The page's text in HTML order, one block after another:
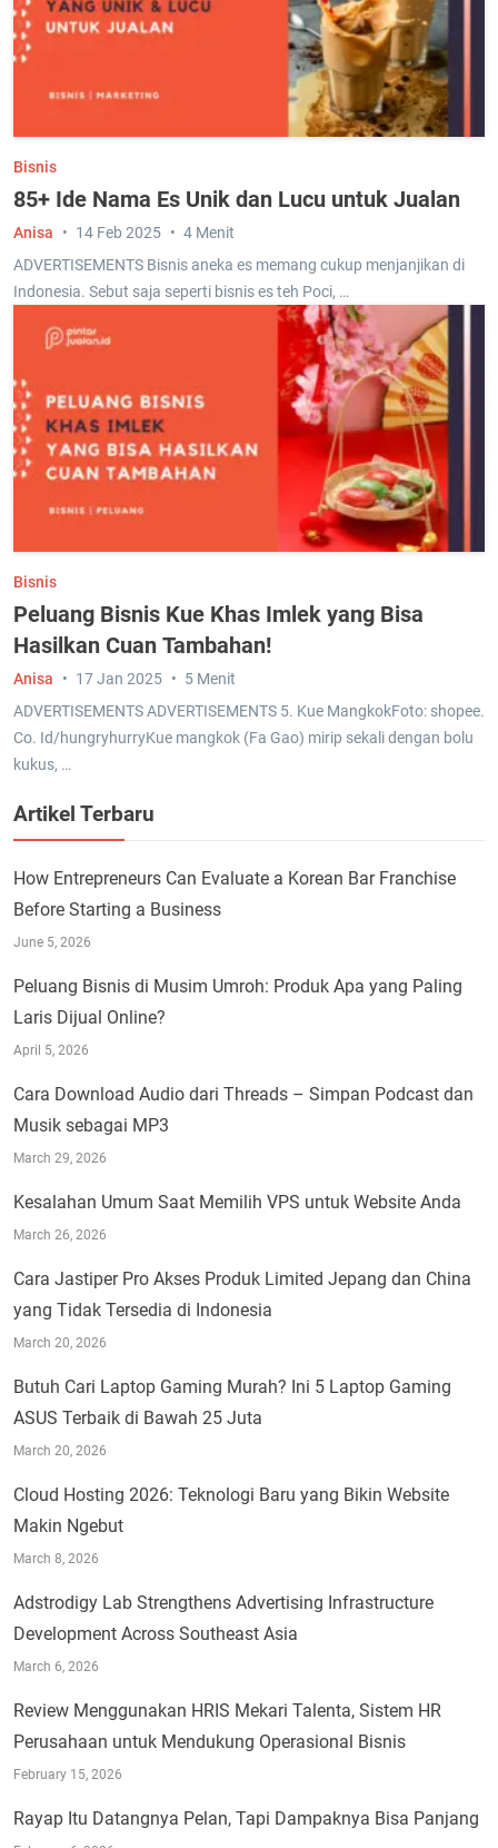
Bisnis
85+ Ide Nama Es Unik dan Lucu untuk Jualan
ADVERTISEMENTS Bisnis aneka es memang cukup menjanjikan di
Indonesia. Sebut saja seperti bisnis es teh Poci, …
Anisa 14 Feb 2025 4 Menit
Bisnis
Peluang Bisnis Kue Khas Imlek yang Bisa
Hasilkan Cuan Tambahan!
ADVERTISEMENTS ADVERTISEMENTS 5. Kue MangkokFoto: shopee.
Co. Id/hungryhurryKue mangkok (Fa Gao) mirip sekali dengan bolu
kukus, …
Anisa 17 Jan 2025 5 Menit
Artikel Terbaru
How Entrepreneurs Can Evaluate a Korean Bar Franchise
Before Starting a Business
June 5, 2026
Peluang Bisnis di Musim Umroh: Produk Apa yang Paling
Laris Dijual Online?
April 5, 2026
Cara Download Audio dari Threads – Simpan Podcast dan
Musik sebagai MP3
March 29, 2026
Kesalahan Umum Saat Memilih VPS untuk Website Anda
March 26, 2026
Cara Jastiper Pro Akses Produk Limited Jepang dan China
yang Tidak Tersedia di Indonesia
March 20, 2026
Butuh Cari Laptop Gaming Murah? Ini 5 Laptop Gaming
ASUS Terbaik di Bawah 25 Juta
March 20, 2026
Cloud Hosting 2026: Teknologi Baru yang Bikin Website
Makin Ngebut
March 8, 2026
Adstrodigy Lab Strengthens Advertising Infrastructure
Development Across Southeast Asia
March 6, 2026
Review Menggunakan HRIS Mekari Talenta, Sistem HR
Perusahaan untuk Mendukung Operasional Bisnis
February 15, 2026
Rayap Itu Datangnya Pelan, Tapi Dampaknya Bisa Panjang